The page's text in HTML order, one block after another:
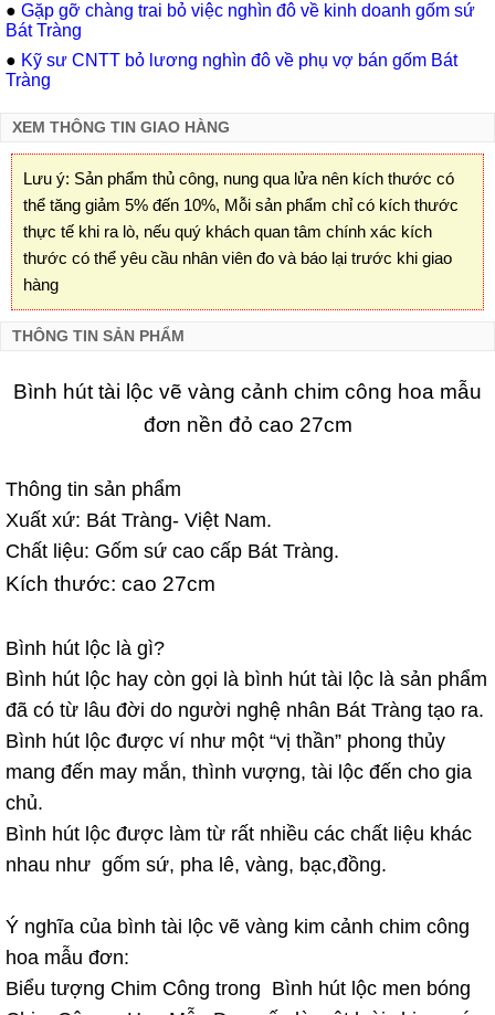
● Gặp gỡ chàng trai bỏ việc nghìn đô về kinh doanh gốm sứ
Bát Tràng
● Kỹ sư CNTT bỏ lương nghìn đô về phụ vợ bán gốm Bát
Tràng
XEM THÔNG TIN GIAO HÀNG
Lưu ý: Sản phẩm thủ công, nung qua lửa nên kích thước có
thể tăng giảm 5% đến 10%, Mỗi sản phẩm chỉ có kích thước
thực tế khi ra lò, nếu quý khách quan tâm chính xác kích
thước có thể yêu cầu nhân viên đo và báo lại trước khi giao
hàng
THÔNG TIN SẢN PHẨM
Bình hút tài lộc vẽ vàng cảnh chim công hoa mẫu
đơn nền đỏ cao 27cm
Thông tin sản phẩm
Xuất xứ: Bát Tràng- Việt Nam.
Chất liệu: Gốm sứ cao cấp Bát Tràng.
Kích thước: cao 27cm
Bình hút lộc là gì?
Bình hút lộc hay còn gọi là bình hút tài lộc là sản phẩm
đã có từ lâu đời do người nghệ nhân Bát Tràng tạo ra.
Bình hút lộc được ví như một “vị thần” phong thủy
mang đến may mắn, thình vượng, tài lộc đến cho gia
chủ.
Bình hút lộc được làm từ rất nhiều các chất liệu khác
nhau như gốm sứ, pha lê, vàng, bạc,đồng.
Ý nghĩa của bình tài lộc vẽ vàng kim cảnh chim công
hoa mẫu đơn:
Biểu tượng Chim Công trong Bình hút lộc men bóng